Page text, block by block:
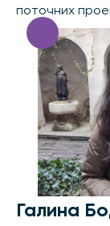
поточних
Галина